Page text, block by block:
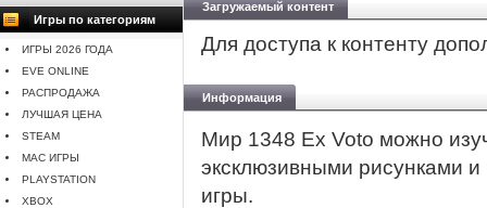
Игры по категориям
ИГРЫ 2026 ГОДА
EVE ONLINE
РАСПРОДАЖА
ЛУЧШАЯ ЦЕНА
STEAM
MAC ИГРЫ
PLAYSTATION
XBOX
Загружаемый контент
Для доступа к контенту
Информация
Мир 1348 Ex Voto можно
эксклюзивными рисунками
игры.